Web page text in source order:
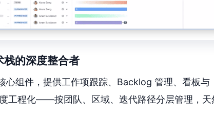
的深度整合者
组件，提供工作项跟踪、Backlog 管理、看板与
工程化——按团队、区域、迭代路径分层管理，天